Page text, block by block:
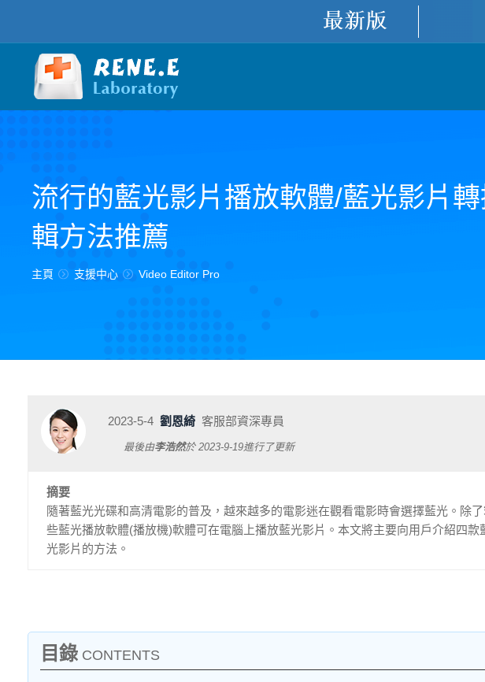
流行的藍光影片播放軟體/藍光影片
輯方法推薦
您在此处：
主頁 支援中心 Video Editor Pro
2023-5-4 劉恩綺 客服部資深專員
最後由李浩然於2023-9-19進行了更新
摘要
隨著藍光光碟和高清電影的普及，越來越多的電影迷在觀看電影時會選擇藍光。除
些藍光播放軟體(播放機)軟體可在電腦上播放藍光影片。本文將主要向用戶介紹四
光影片的方法。
目錄 CONTENTS